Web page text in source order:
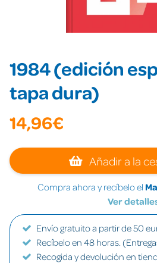
1984 (edición
tapa dura)
14,96€
Añadir a la
Compra ahora y recíbelo el
Ver
Envío gratuito a partir de 50
Recíbelo en 48 horas.
Recogida y devolución en